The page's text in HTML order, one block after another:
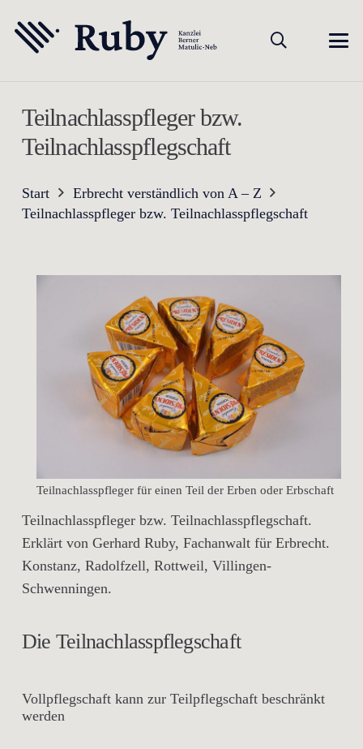
Teilnachlasspfleger bzw.
Teilnachlasspflegschaft
Start
Erbrecht verständlich von A – Z
Teilnachlasspfleger bzw. Teilnachlasspflegschaft
Teilnachlasspfleger für einen Teil der Erben oder Erbschaft
Teilnachlasspfleger bzw. Teilnachlasspflegschaft.
Erklärt von Gerhard Ruby, Fachanwalt für Erbrecht.
Konstanz, Radolfzell, Rottweil, Villingen-
Schwenningen.
Die Teilnachlasspflegschaft
Vollpflegschaft kann zur Teilpflegschaft beschränkt
werden